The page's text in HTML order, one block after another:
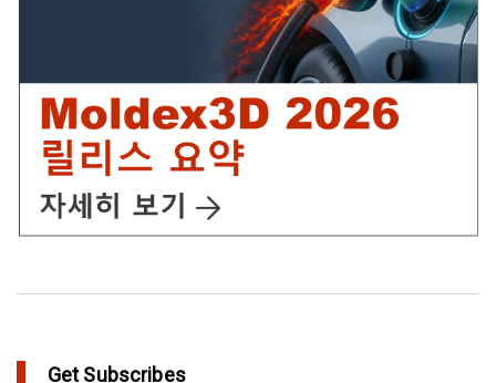
어닐링을 통해 플라스틱 제품에 가치를 추가
Get Subscribes